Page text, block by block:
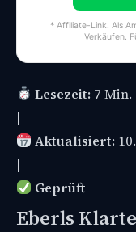
* Affiliate-Link. Als
Verkäufen.
Lesezeit:7 Min.
|
Aktualisiert:
|
Geprüft
Eberls